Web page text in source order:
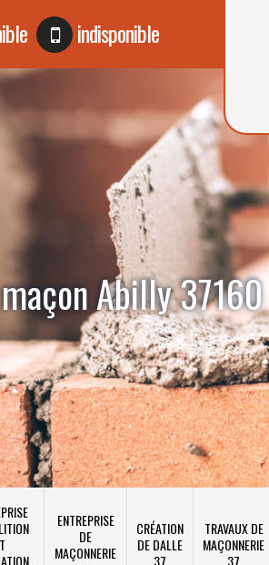
indisponible
Abilly 37160
ENTREPRISE
DE
MAÇONNERIE
CRÉATION
DE DALLE
37
TRAVAUX DE
MAÇONNERIE
37